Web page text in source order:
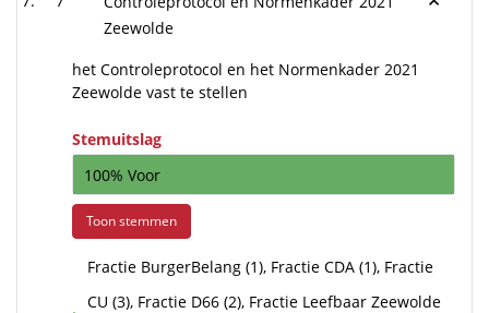
Zeewolde
het Controleprotocol en het Normenkader 2021
Zeewolde vast te stellen
Stemuitslag
100% Voor
Toon stemmen
Fractie BurgerBelang (1), Fractie CDA (1), Fractie
CU (3), Fractie D66 (2), Fractie Leefbaar Zeewolde